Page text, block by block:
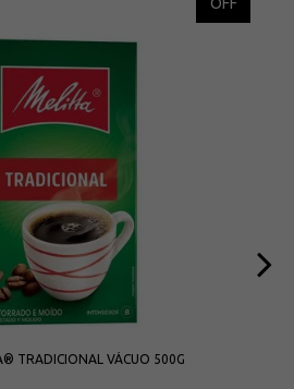
TRADICIONAL VÁCUO 500G